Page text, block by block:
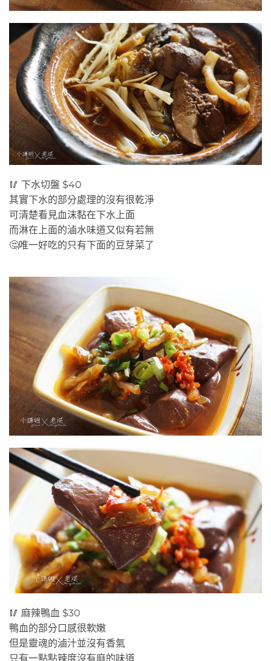
🥢 下水切盤 $40
其實下水的部分處理的沒有很乾淨
可清楚看見血沫黏在下水上面
而淋在上面的滷水味道又似有若無
🤔唯一好吃的只有下面的豆芽菜了
🥢 麻辣鴨血 $30
鴨血的部分口感很軟嫩
但是靈魂的滷汁並沒有香氣
只有一點點辣度沒有麻的味道